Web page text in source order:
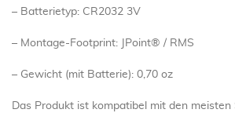
– Batterietyp: CR2032 3V
– Montage-Footprint: JPoint® / RMS
– Gewicht (mit Batterie): 0,70 oz
Das Produkt ist kompatibel mit den